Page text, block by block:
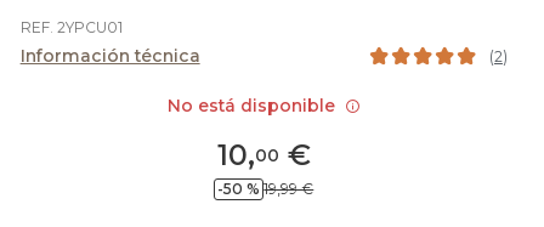
REF. 2YPCU01
Información técnica (2)
10,00 €
-50 % 19,99 €